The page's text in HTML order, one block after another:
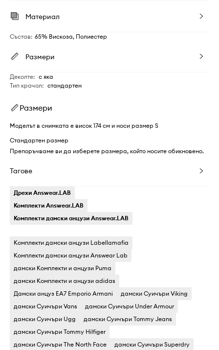
Материал
Състав: 65% Вискоза, Полиестер
Размери
Деколте: с яка
Тип крачол: стандартен
Размери
Моделът в снимката е висок 174 см и носи размер S
Стандартен размер
Препоръчваме ви да изберете размера, който носите обикновено.
Тагове
Дрехи Answear.LAB
Комплекти Answear.LAB
Комплекти дамски анцузи Answear.LAB
Комплекти дамски анцузи Labellamafia
Комплекти дамски анцузи Answear Lab
дамски Комплекти и анцузи Puma
дамски Комплекти и анцузи adidas
Дамски анцуз EA7 Emporio Armani
дамски Суичъри Viking
дамски Суичъри Vans
дамски Суичъри Under Armour
дамски Суичъри Ugg
дамски Суичъри Tommy Jeans
дамски Суичъри Tommy Hilfiger
дамски Суичъри The North Face
дамски Суичъри Superdry